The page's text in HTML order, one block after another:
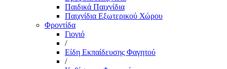
Παιδικά Παιχνίδια
Παιχνίδια Εξωτερικού Χώρου
Φροντίδα
Γιογιό
/
Είδη Εκπαίδευσης Φαγητού
/